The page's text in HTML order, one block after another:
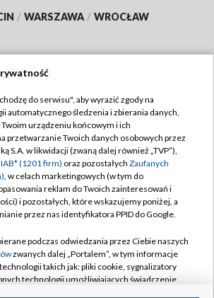
/ WARSZAWA / WROCŁAW
TVP
TVP
Cyfrowa
Regulamin TVP
Polityka prywatności
Moje zgody
Pomoc
Kontakt
do serwisu", aby wyrazić zgody na
automatycznego śledzenia i zbierania danych,
urządzeniu końcowym i ich
przetwarzanie Twoich danych osobowych przez
S.A. w likwidacji (zwaną dalej również „TVP”),
(1201 firm) oraz pozostałych Zaufanych
, w celach marketingowych (w tym do
reklam do Twoich zainteresowań i
i pozostałych, które wskazujemy poniżej, a
przez nas identyfikatora PPID do Google.
podczas odwiedzania przez Ciebie naszych
zwanych dalej „Portalem”, w tym informacje
takich jak: pliki cookie, sygnalizatory
technologii umożliwiających świadczenie